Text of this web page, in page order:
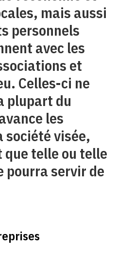
mais aussi
personnels
avec les
et
Celles-ci ne
plupart du
les
société visée,
que telle ou telle
pourra servir de